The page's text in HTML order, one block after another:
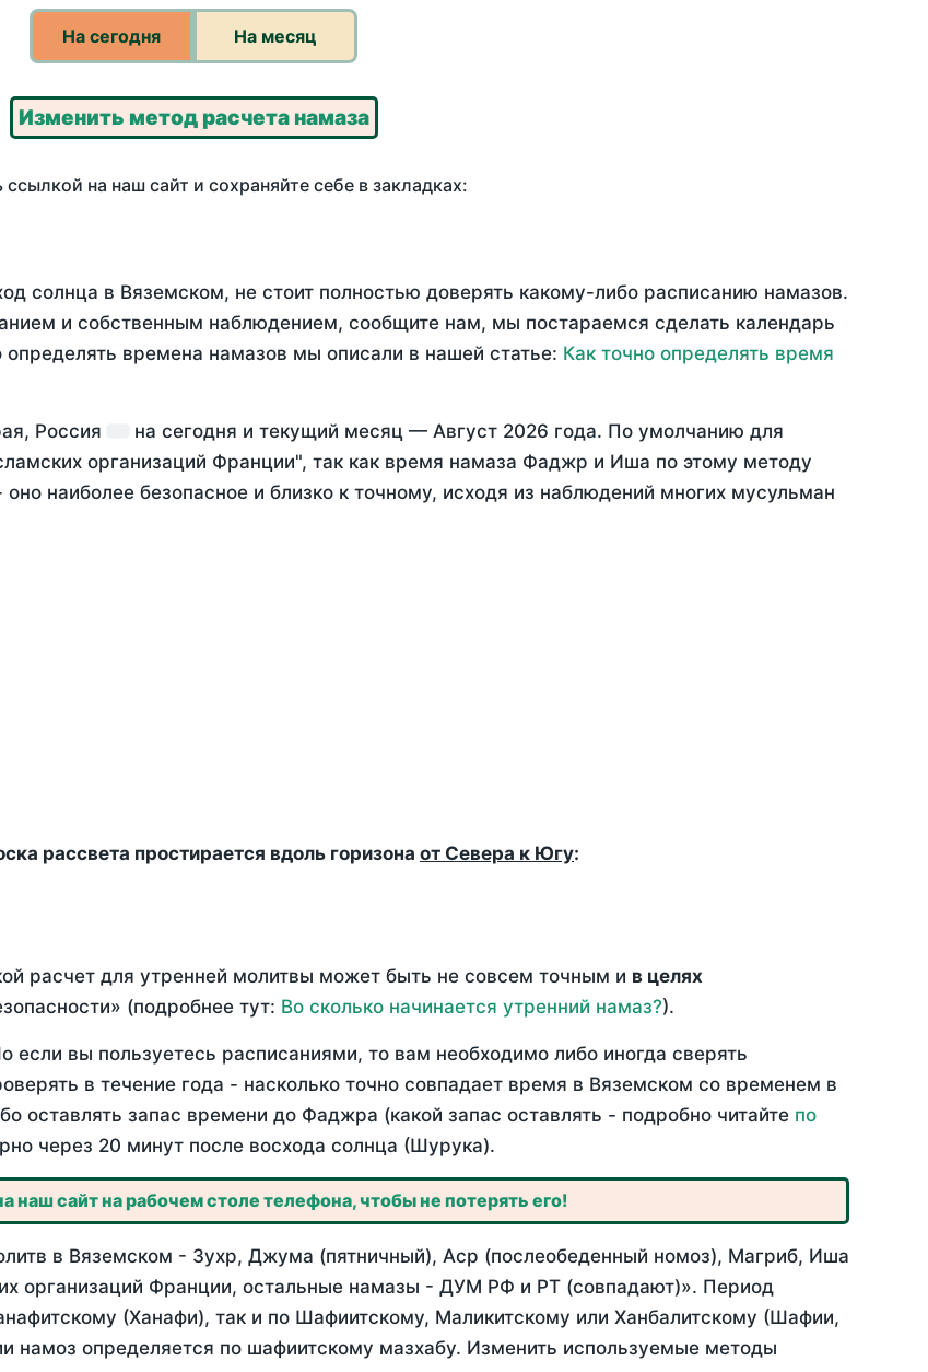
На сегодня На месяц
Изменить метод расчета намаза
ссылкой на наш сайт и сохраняйте себе в закладках:
солнца в Вяземском, не стоит полностью доверять какому-либо расписанию намазов.
и собственным наблюдением, сообщите нам, мы постараемся сделать календарь
времена намазов мы описали в нашей статье: Как точно определять время
Россия на сегодня и текущий месяц — Август 2026 года. По умолчанию для
организаций Франции", так как время намаза Фаджр и Иша по этому методу
наиболее безопасное и близко к точному, исходя из наблюдений многих мусульман
рассвета простирается вдоль горизона от Севера к Югу:
расчет для утренней молитвы может быть не совсем точным и в целях
(подробнее тут: Во сколько начинается утренний намаз?).
вы пользуетесь расписаниями, то вам необходимо либо иногда сверять
в течение года - насколько точно совпадает время в Вяземском со временем в
оставлять запас времени до Фаджра (какой запас оставлять - подробно читайте по
через 20 минут после восхода солнца (Шурука).
наш сайт на рабочем столе телефона, чтобы не потерять его!
в Вяземском - Зухр, Джума (пятничный), Аср (послеобеденный номоз), Магриб, Иша
организаций Франции, остальные намазы - ДУМ РФ и РТ (совпадают)». Период
(Ханафи), так и по Шафиитскому, Маликитскому или Ханбалитскому (Шафии,
намоз определяется по шафиитскому мазхабу. Изменить используемые методы